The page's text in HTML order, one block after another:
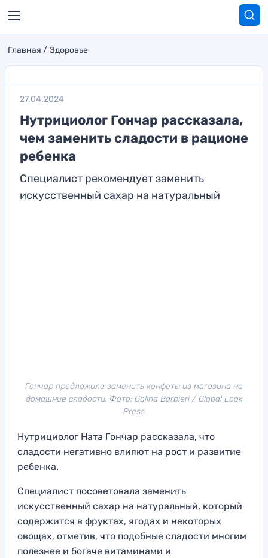
Главная Здоровье
27.04.2024
Нутрициолог Гончар рассказала,
чем заменить сладости в рационе
ребенка
Специалист рекомендует заменить
искусственный сахар на натуральный
Гончар предложила заменить конфеты из магазина на
домашние сладости. Фото: Galina Barbieri / Global Look
Press
Нутрициолог Ната Гончар рассказала, что
сладости негативно влияют на рост и развитие
ребенка.
Специалист посоветовала заменить
искусственный сахар на натуральный, который
содержится в фруктах, ягодах и некоторых
овощах, отметив, что подобные сладости многим
полезнее и богаче витаминами и